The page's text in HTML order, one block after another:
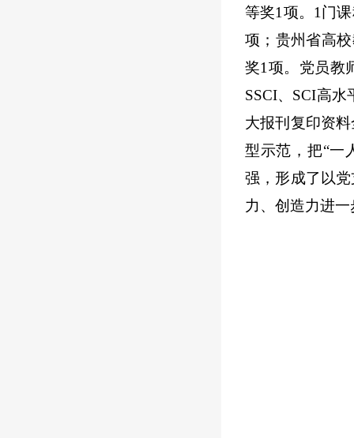
等奖1项。1门
项；贵州省高
奖1项。党员教
SSCI、SCI高
大报刊复印资
型示范，把“一
强，形成了以
力、创造力进